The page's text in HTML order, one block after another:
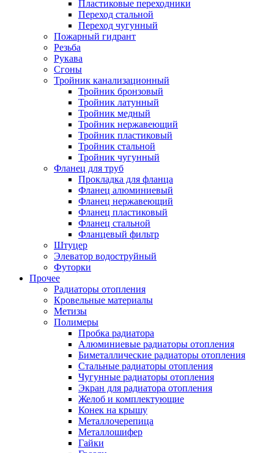
Пластиковые переходники
Переход стальной
Переход чугунный
Пожарный гидрант
Резьба
Рукава
Сгоны
Тройник канализационный
Тройник бронзовый
Тройник латунный
Тройник медный
Тройник нержавеющий
Тройник пластиковый
Тройник стальной
Тройник чугунный
Фланец для труб
Прокладка для фланца
Фланец алюминиевый
Фланец нержавеющий
Фланец пластиковый
Фланец стальной
Фланцевый фильтр
Штуцер
Элеватор водоструйный
Футорки
Прочее
Радиаторы отопления
Кровельные материалы
Метизы
Полимеры
Пробка радиатора
Алюминиевые радиаторы отопления
Биметаллические радиаторы отопления
Стальные радиаторы отопления
Чугунные радиаторы отопления
Экран для радиатора отопления
Желоб и комплектующие
Конек на крышу
Металлочерепица
Металлошифер
Гайки